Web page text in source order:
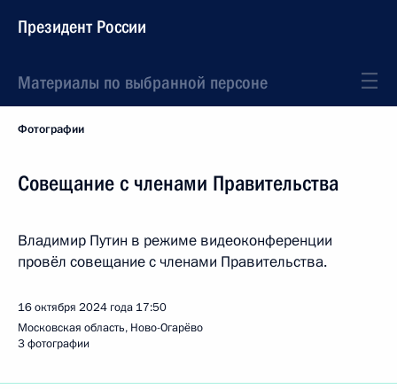
Президент России
Материалы по выбранной персоне
Фотографии
Совещание с членами Правительства
Владимир Путин в режиме видеоконференции
провёл совещание с членами Правительства.
16 октября 2024 года 17:50
Московская область, Ново-Огарёво
3 фотографии